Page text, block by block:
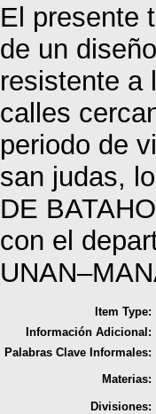
El presente
de un
resistente a
calles
periodo de
san judas,
DE
con el
Item Type:
Información Adicional:
Palabras Clave Informales:
Materias:
Divisiones: